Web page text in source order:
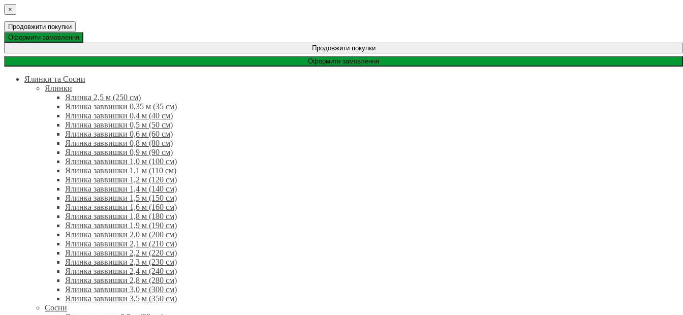
×
Продовжити покупки
Оформити замовлення
Продовжити покупки
Оформити замовлення
Ялинки та Сосни
Ялинки
Ялинка 2,5 м (250 см)
Ялинка заввишки 0,35 м (35 см)
Ялинка заввишки 0,4 м (40 см)
Ялинка заввишки 0,5 м (50 см)
Ялинка заввишки 0,6 м (60 см)
Ялинка заввишки 0,8 м (80 см)
Ялинка заввишки 0,9 м (90 см)
Ялинка заввишки 1,0 м (100 см)
Ялинка заввишки 1,1 м (110 см)
Ялинка заввишки 1,2 м (120 см)
Ялинка заввишки 1,4 м (140 см)
Ялинка заввишки 1,5 м (150 см)
Ялинка заввишки 1,6 м (160 см)
Ялинка заввишки 1,8 м (180 см)
Ялинка заввишки 1,9 м (190 см)
Ялинка заввишки 2,0 м (200 см)
Ялинка заввишки 2,1 м (210 см)
Ялинка заввишки 2,2 м (220 см)
Ялинка заввишки 2,3 м (230 см)
Ялинка заввишки 2,4 м (240 см)
Ялинка заввишки 2,8 м (280 см)
Ялинка заввишки 3,0 м (300 см)
Ялинка заввишки 3,5 м (350 см)
Сосни